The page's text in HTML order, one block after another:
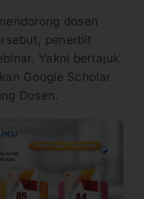
dosen
penerbit
Yakni bertajuk
Google Scholar
Dosen.